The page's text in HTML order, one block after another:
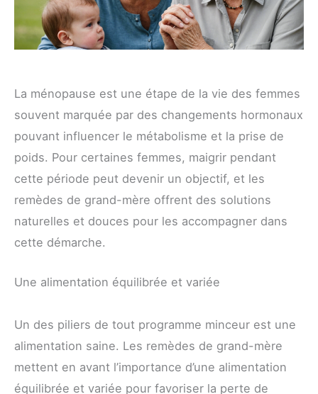
La ménopause est une étape de la vie des femmes
souvent marquée par des changements hormonaux
pouvant influencer le métabolisme et la prise de
poids. Pour certaines femmes, maigrir pendant
cette période peut devenir un objectif, et les
remèdes de grand-mère offrent des solutions
naturelles et douces pour les accompagner dans
cette démarche.
Une alimentation équilibrée et variée
Un des piliers de tout programme minceur est une
alimentation saine. Les remèdes de grand-mère
mettent en avant l’importance d’une alimentation
équilibrée et variée pour favoriser la perte de